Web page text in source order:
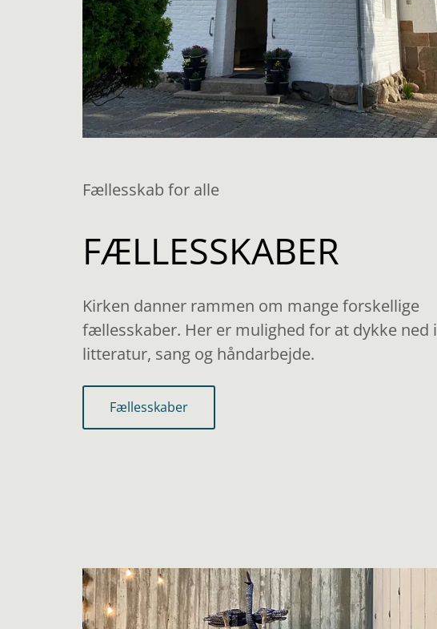
Fællesskab for alle
FÆLLESSKABER
Kirken danner rammen om mange forskellige
fællesskaber. Her er mulighed for at dykke ned i
litteratur, sang og håndarbejde.
Fællesskaber